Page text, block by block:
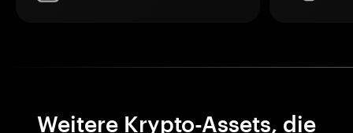
Weitere Krypto-Assets, die